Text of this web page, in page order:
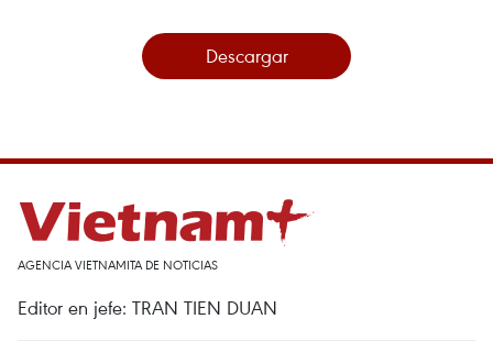
Descargar
AGENCIA VIETNAMITA DE NOTICIAS
Editor en jefe: TRAN TIEN DUAN